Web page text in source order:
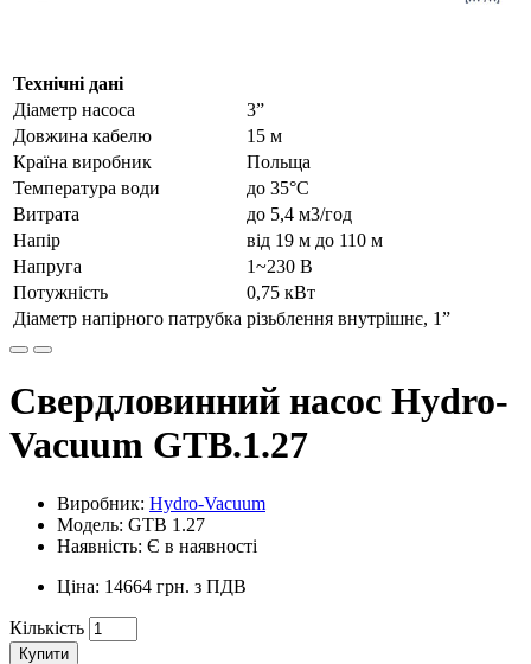
Технічні дані
Діаметр насоса
3”
Довжина кабелю
15 м
Країна виробник
Польща
Температура води
до 35°C
Витрата
до 5,4 м3/год
Напір
від 19 м до 110 м
Напруга
1~230 В
Потужність
0,75 кВт
Діаметр напірного патрубка різьблення внутрішнє, 1”
Свердловинний насос Hydro-
Vacuum GTB.1.27
Виробник: Hydro-Vacuum
Модель: GTB 1.27
Наявність: Є в наявності
Ціна: 14664 грн. з ПДВ
Кількість
Купити